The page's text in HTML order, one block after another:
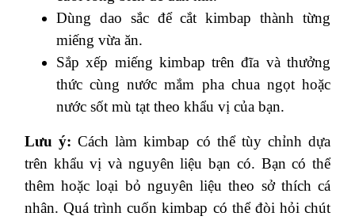
Dùng dao sắc để cắt kimbap thành từng
miếng vừa ăn.
Sắp xếp miếng kimbap trên đĩa và thưởng
thức cùng nước mắm pha chua ngọt hoặc
nước sốt mù tạt theo khẩu vị của bạn.
Lưu ý: Cách làm kimbap có thể tùy chỉnh dựa
trên khẩu vị và nguyên liệu bạn có. Bạn có thể
thêm hoặc loại bỏ nguyên liệu theo sở thích cá
nhân. Quá trình cuốn kimbap có thể đòi hỏi chút